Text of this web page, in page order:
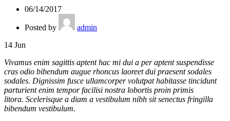
06/14/2017
Posted by
admin
14 Jun
Vivamus enim sagittis aptent hac mi dui a per aptent suspendisse
cras odio bibendum augue rhoncus laoreet dui praesent sodales
sodales. Dignissim fusce ullamcorper volutpat habitasse tincidunt
parturient enim tempor facilisi nostra lobortis proin primis
litora. Scelerisque a diam a vestibulum nibh sit senectus fringilla
bibendum vestibulum.